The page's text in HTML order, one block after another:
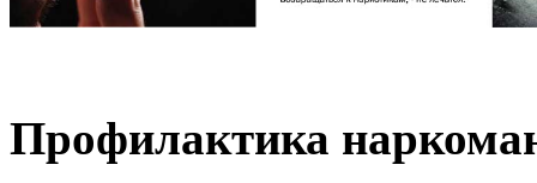
Профилактика